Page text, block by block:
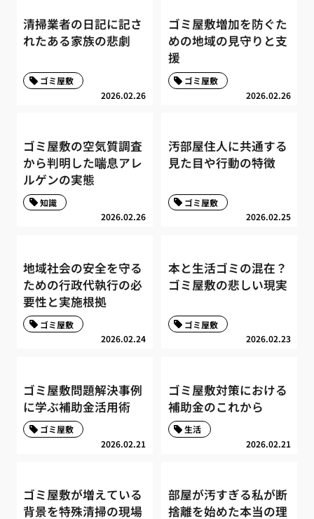
清掃業者の日記に記さ
れたある家族の悲劇
2026.02.26
ゴミ屋敷
ゴミ屋敷増加を防ぐた
めの地域の見守りと支
援
2026.02.26
ゴミ屋敷
ゴミ屋敷の空気質調査
から判明した喘息アレ
ルゲンの実態
2026.02.26
知識
汚部屋住人に共通する
見た目や行動の特徴
2026.02.25
ゴミ屋敷
地域社会の安全を守る
ための行政代執行の必
要性と実施根拠
2026.02.24
ゴミ屋敷
本と生活ゴミの混在？
ゴミ屋敷の悲しい現実
2026.02.23
ゴミ屋敷
ゴミ屋敷問題解決事例
に学ぶ補助金活用術
2026.02.21
ゴミ屋敷
ゴミ屋敷対策における
補助金のこれから
2026.02.21
生活
ゴミ屋敷が増えている
背景を特殊清掃の現場
部屋が汚すぎる私が断
捨離を始めた本当の理